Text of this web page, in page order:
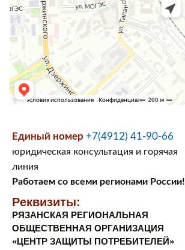
Единый номер +7(4912) 41-90-66
юридическая консультация и горячая
линия
Работаем со всеми регионами России!
Реквизиты:
РЯЗАНСКАЯ РЕГИОНАЛЬНАЯ
ОБЩЕСТВЕННАЯ ОРГАНИЗАЦИЯ
«ЦЕНТР ЗАЩИТЫ ПОТРЕБИТЕЛЕЙ»